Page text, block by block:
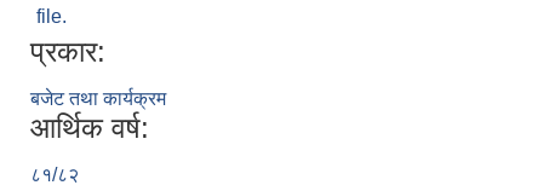
file.
प्रकार:
बजेट तथा कार्यक्रम
आर्थिक वर्ष:
८१/८२